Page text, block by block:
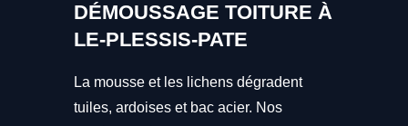
DÉMOUSSAGE TOITURE À
LE-PLESSIS-PATE
La mousse et les lichens dégradent
tuiles, ardoises et bac acier. Nos